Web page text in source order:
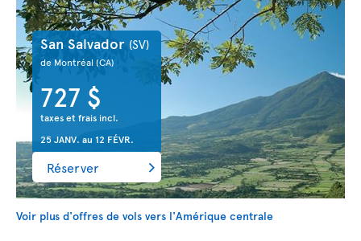
San Salvador (SV)
de Montréal(CA)
727 $
taxes et frais incl.
25 JANV. au 12 FÉVR.
Réserver
Voir plus d'offres de vols vers l'Amérique centrale